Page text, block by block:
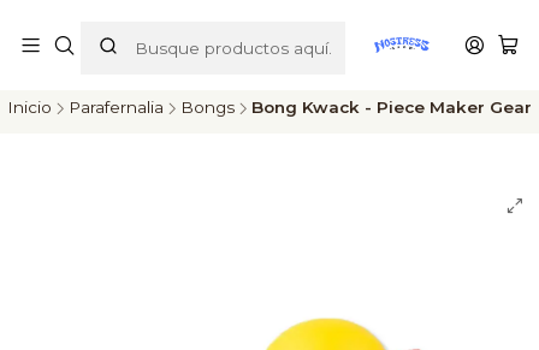
ENVÍOS A TODO CHILE
Inicio Parafernalia Bongs Bong Kwack - Piece Maker Gear